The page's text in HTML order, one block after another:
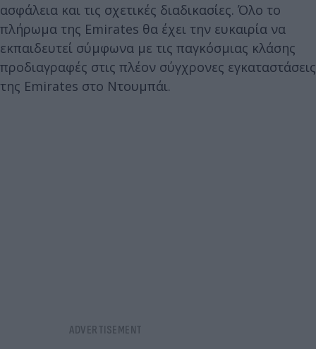
ασφάλεια και τις σχετικές διαδικασίες. Όλο το
πλήρωμα της Emirates θα έχει την ευκαιρία να
εκπαιδευτεί σύμφωνα με τις παγκόσμιας κλάσης
προδιαγραφές στις πλέον σύγχρονες εγκαταστάσεις
της Emirates στο Ντουμπάι.